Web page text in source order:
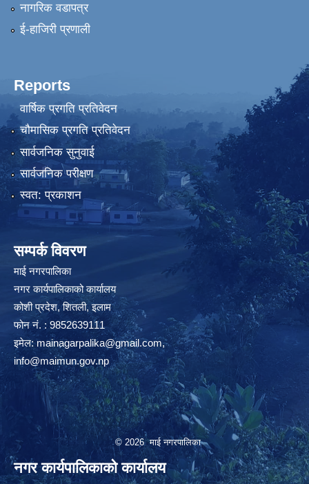
नागरिक वडापत्र
ई-हाजिरी प्रणाली
Reports
वार्षिक प्रगति प्रतिवेदन
चौमासिक प्रगति प्रतिवेदन
सार्वजनिक सुनुवाई
सार्वजनिक परीक्षण
स्वत: प्रकाशन
सम्पर्क विवरण
माई नगरपालिका
नगर कार्यपालिकाको कार्यालय
कोशी प्रदेश, शितली, इलाम
फोन नं. : 9852639111
इमेल:mainagarpalika@gmail.com,
info@maimun.gov.np
© 2026 माई नगरपालिका
नगर कार्यपालिकाको कार्यालय